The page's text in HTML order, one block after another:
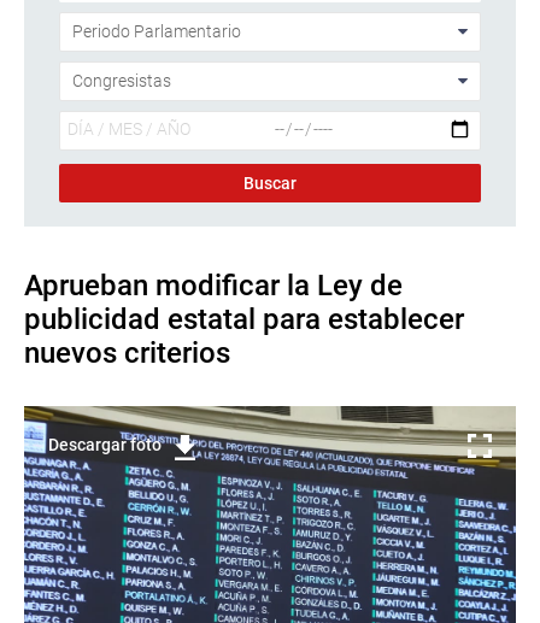
Aprueban modificar la Ley de
publicidad estatal para establecer
nuevos criterios
Descargar foto